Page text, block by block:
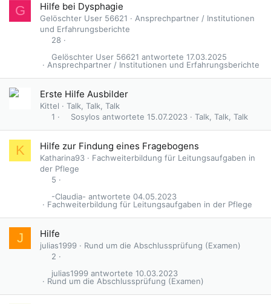
G Hilfe bei Dysphagie
Gelöschter User 56621
Ansprechpartner / Institutionen
und Erfahrungsberichte
28
Ansprechpartner / Institutionen und Erfahrungsberichte
17.03.2025
Gelöschter User 56621
Erste Hilfe Ausbilder
Kittel
Talk, Talk, Talk
1
Talk, Talk, Talk
15.07.2023
Sosylos
K Hilfe zur Findung eines Fragebogens
Katharina93
Fachweiterbildung für Leitungsaufgaben in
der Pflege
5
Fachweiterbildung für Leitungsaufgaben in der Pflege
04.05.2023
-Claudia-
J Hilfe
julias1999
Rund um die Abschlussprüfung (Examen)
2
Rund um die Abschlussprüfung (Examen)
10.03.2023
julias1999